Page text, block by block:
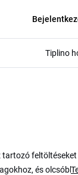
Tiplino
és